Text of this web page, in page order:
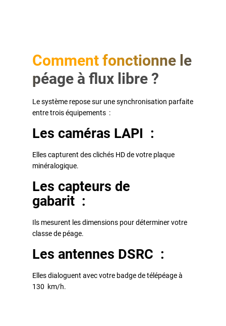
Comment fonctionne le
péage à flux libre ?
Le système repose sur une synchronisation parfaite
entre trois équipements :
Les caméras LAPI :
Elles capturent des clichés HD de votre plaque
minéralogique.
Les capteurs de
gabarit :
Ils mesurent les dimensions pour déterminer votre
classe de péage.
Les antennes DSRC :
Elles dialoguent avec votre badge de télépéage à
130 km/h.